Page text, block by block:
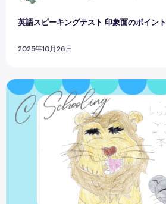
英語スピーキングテスト 印象面のポイント
2025年10月26日
生徒さんの努力が実を結んだ日